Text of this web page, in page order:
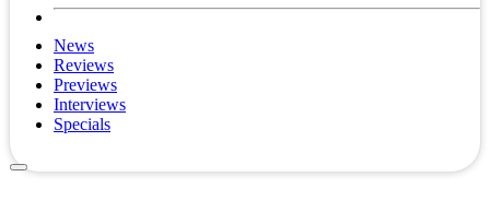
News
Reviews
Previews
Interviews
Specials